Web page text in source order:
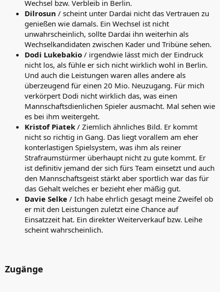
Wechsel bzw. Verbleib in Berlin.
Dilrosun / scheint unter Dardai nicht das Vertrauen zu
genießen wie damals. Ein Wechsel ist nicht
unwahrscheinlich, sollte Dardai ihn weiterhin als
Wechselkandidaten zwischen Kader und Tribüne sehen.
Dodi Lukebakio / irgendwie lässt mich der Eindruck
nicht los, als fühle er sich nicht wirklich wohl in Berlin.
Und auch die Leistungen waren alles andere als
überzeugend für einen 20 Mio. Neuzugang. Für mich
verkörpert Dodi nicht wirklich das, was einen
Mannschaftsdienlichen Spieler ausmacht. Mal sehen wie
es bei ihm weitergeht.
Kristof Piatek / Ziemlich ähnliches Bild. Er kommt
nicht so richtig in Gang. Das liegt vorallem am eher
konterlastigen Spielsystem, was ihm als reiner
Strafraumstürmer überhaupt nicht zu gute kommt. Er
ist definitiv jemand der sich fürs Team einsetzt und auch
den Mannschaftsgeist stärkt aber sportlich war das für
das Gehalt welches er bezieht eher mäßig gut.
Davie Selke / Ich habe ehrlich gesagt meine Zweifel ob
er mit den Leistungen zuletzt eine Chance auf
Einsatzzeit hat. Ein direkter Weiterverkauf bzw. Leihe
scheint wahrscheinlich.
Zugänge